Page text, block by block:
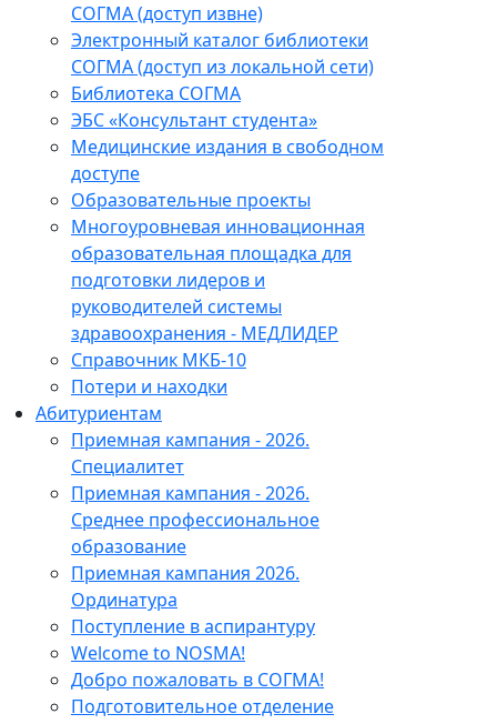
СОГМА (доступ извне)
Электронный каталог библиотеки
СОГМА (доступ из локальной сети)
Библиотека СОГМА
ЭБС «Консультант студента»
Медицинские издания в свободном
доступе
Образовательные проекты
Многоуровневая инновационная
образовательная площадка для
подготовки лидеров и
руководителей системы
здравоохранения - МЕДЛИДЕР
Справочник МКБ-10
Потери и находки
Абитуриентам
Приемная кампания - 2026.
Специалитет
Приемная кампания - 2026.
Среднее профессиональное
образование
Приемная кампания 2026.
Ординатура
Поступление в аспирантуру
Welcome to NOSMA!
Добро пожаловать в СОГМА!
Подготовительное отделение